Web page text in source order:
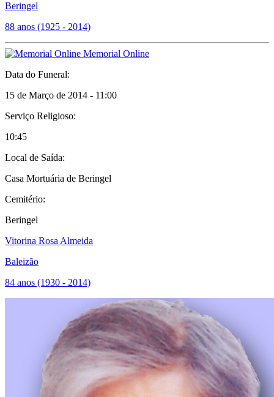
Beringel
88 anos (1925 - 2014)
Memorial Online
Data do Funeral:
15 de Março de 2014 - 11:00
Serviço Religioso:
10:45
Local de Saída:
Casa Mortuária de Beringel
Cemitério:
Beringel
Vitorina Rosa Almeida
Baleizão
84 anos (1930 - 2014)